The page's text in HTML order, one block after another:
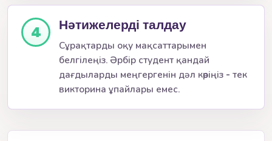
4 Нәтижелерді талдау
Сұрақтарды оқу мақсаттарымен
белгілеңіз. Әрбір студент қандай
дағдыларды меңгергенін дәл көріңіз - тек
викторина ұпайлары емес.